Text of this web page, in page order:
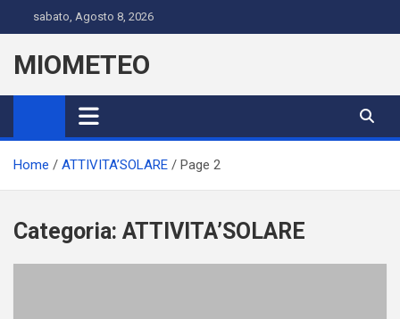
to
content
sabato, Agosto 8, 2026
MIOMETEO
Home ATTIVITA’SOLARE Page 2
Categoria: ATTIVITA’SOLARE